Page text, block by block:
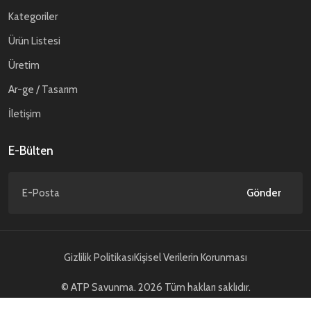
Kategoriler
Ürün Listesi
Üretim
Ar-ge / Tasarım
İletişim
E-Bülten
Gönder
Gizlilik PolitikasıKişisel Verilerin Korunması
© ATP Savunma. 2026 Tüm hakları saklıdır.